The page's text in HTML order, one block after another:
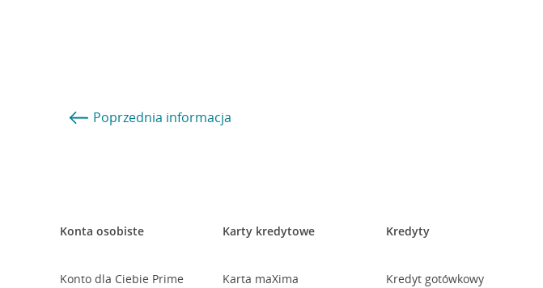
Poprzednia informacja
Konta osobiste
Konto dla Ciebie Prime
Karty kredytowe
Karta maXima
Kredyty
Kredyt gotówkowy